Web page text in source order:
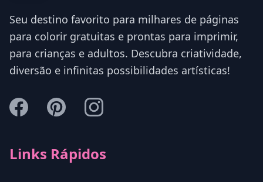
Seu destino favorito para milhares de páginas
para colorir gratuitas e prontas para imprimir,
para crianças e adultos. Descubra criatividade,
diversão e infinitas possibilidades artísticas!
Links Rápidos